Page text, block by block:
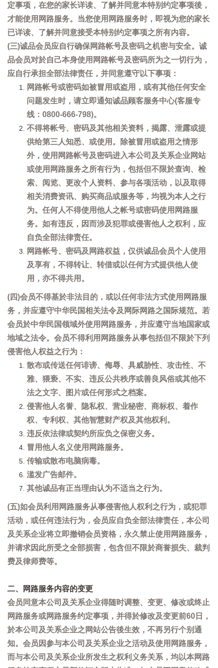
定事项，在您的家长详读、了解并同意本特别约定事项後，
才能使用网路服务。当您使用网路服务时，即视为您的家长
已详读、了解并同意接受本特别约定事项之所有内容。
(三)诚品会员应自行确保网路帐号及密码之机密与安全。诚
品会员对於自己本身使用网路帐号及密码所为之一切行为，
应自行承担全部法律责任，并同意遵守以下事项：
网路帐号或密码如被冒用或盗用，或有其他任何安全
问题发生时，请立即通知诚品顾客服务中心(客服专
线：0800-666-798)。
不得将帐号、密码及其他相关资料，揭露、泄露或提
供给第三人知悉、或使用。除被冒用或盗用之情形
外，使用网路帐号及密码进入本公司及关系企业网站
或使用网路服务之所有行为，包括但不限於查询、检
索、阅览、更改个人资料、参与各项活动，以及取得
相关消费资讯、购买商品或服务等，均视为本人之行
为。任何人不得使用他人之帐号或密码使用网路服
务。如有违反，因而涉及犯罪或侵害他人之权利，应
自负全部法律责任。
网路帐号、密码及网路权益，仅供诚品会员个人使用
及享有，不得转让、转借或以任何方式提供他人使
用，亦不得共用。
(四)会员不得基於非法目的，或以任何非法方式使用网路服
务，并应遵守中华民国相关法令及网际网路之国际规范。若
会员於中华民国领域外使用网路服务，并应遵守当地国家或
地域之法令。会员不得利用网路服务从事包括但不限於下列
侵害他人权益之行为：
散布或传送任何诽谤、侮辱、具威胁性、攻击性、不
雅、猥亵、不实、违反公共秩序或善良风俗或其他不
法之文字、图片或任何形式之档案。
侵害他人名誉、隐私权、营业秘密、商标权、着作
权、专利权、其他智慧财产权及其他权利。
违反依法律或契约所应负之保密义务。
冒用他人名义使用网路服务。
传输或散布电脑病毒。
滥发广告邮件。
其他诚品有正当理由认为不适当之行为。
(五)如会员利用网路服务从事侵害他人权利之行为，或犯罪
活动，或任何违法行为，会员应自负全部法律责任，本公司
及关系企业将立即撤销会员资格，永久禁止使用网路服务，
并请求因此所受之全部损害，包含但不限於商誉损失、裁判
费及律师费等。
二、网路服务内容的变更
会员同意本公司及关系企业得随时调整、变更、修改或终止
网路服务或网路服务约定事项，并得於修改及变更前60日，
於本公司及关系企业之网站公告後生效，不再另行个别通
知。会员因参与本公司及关系企业之活动及使用网路服务，
而与本公司及关系企业所发生之权利义务关系，均以本网路